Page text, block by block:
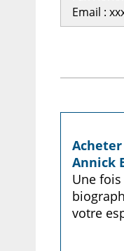
Email :
Annick
Une
votre